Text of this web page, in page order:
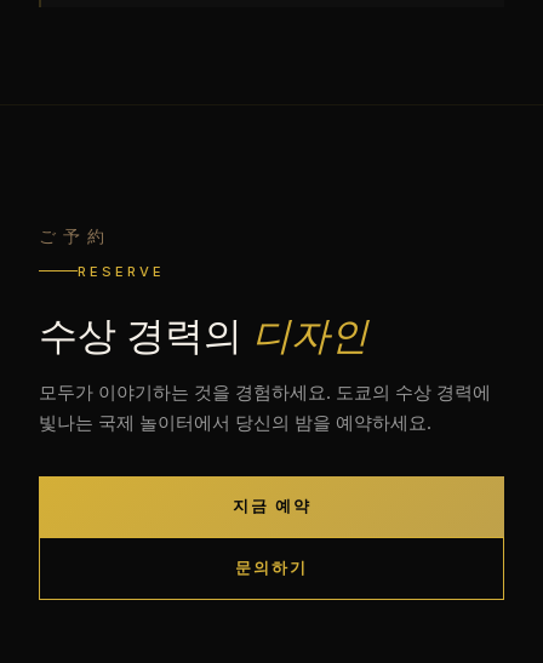
ご予約
RESERVE
수상 경력의 디자인
모두가 이야기하는 것을 경험하세요. 도쿄의 수상 경력에
빛나는 국제 놀이터에서 당신의 밤을 예약하세요.
지금 예약
문의하기